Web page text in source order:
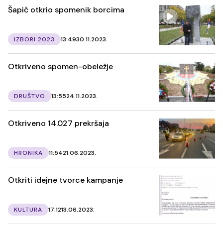
Šapić otkrio spomenik borcima
IZBORI 2023 13:4930.11.2023.
Otkriveno spomen-obeležje
DRUŠTVO 13:5524.11.2023.
Otkriveno 14.027 prekršaja
HRONIKA 11:5421.06.2023.
Otkriti idejne tvorce kampanje
KULTURA 17:1213.06.2023.